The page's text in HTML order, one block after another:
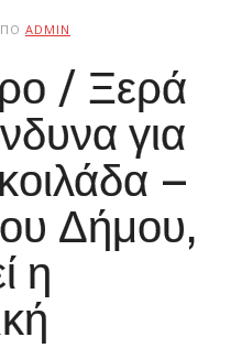
ADMIN
/ Ξερά
για
–
Δήμου,
η